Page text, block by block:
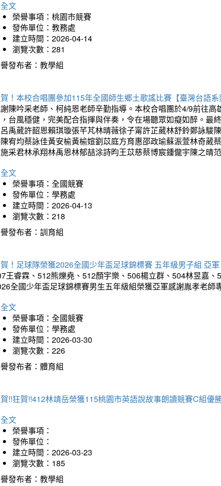
文
榮譽事項：桃園市競賽
發佈單位：教務處
建立時間：2026-04-14
瀏覽次數：281
發布者：教學組
！本校合唱團參加115年全國師生鄉土歌謠比賽【臺灣台語
陳吟采老師、柯純恩老師辛勤指導。本校合唱團於4/9前往
台風穩健，完美配合指揮與伴奏，令在場聽眾如癡如醉。最
禹葳許韶恩賴琪璇張芊芃林晴薇徐子甯許芷葳林舒鈴鄭詠駿
宥均蔡詠佳黃安榆黃榆媗劉苡庭方育惠邵政瑜蘇浱萱林奇葳
采君林承翔林禹恩林郁喆涂詩昀王苡慈蔡博宸鍾儱宇陳之晴
文
榮譽事項：全國競賽
發佈單位：學務處
建立時間：2026-04-13
瀏覽次數：218
發布者：訓育組
！足球隊榮獲2026全國少年盃足球錦標賽 五年級男子組 亞軍
王睿霖、512熊爍堯、512顏宇樂、506楊立群、504林昱嘉
全國少年盃足球錦標賽男生五年級組榮獲亞軍感謝胤孝老師
文
榮譽事項：全國競賽
發佈單位：學務處
建立時間：2026-03-30
瀏覽次數：226
發布者：體育組
!!狂賀!!412林靖岳榮獲115桃園市英語說故事朗讀競賽C組優
文
榮譽事項：
發佈單位：
建立時間：2026-03-23
瀏覽次數：185
發布者：教學組